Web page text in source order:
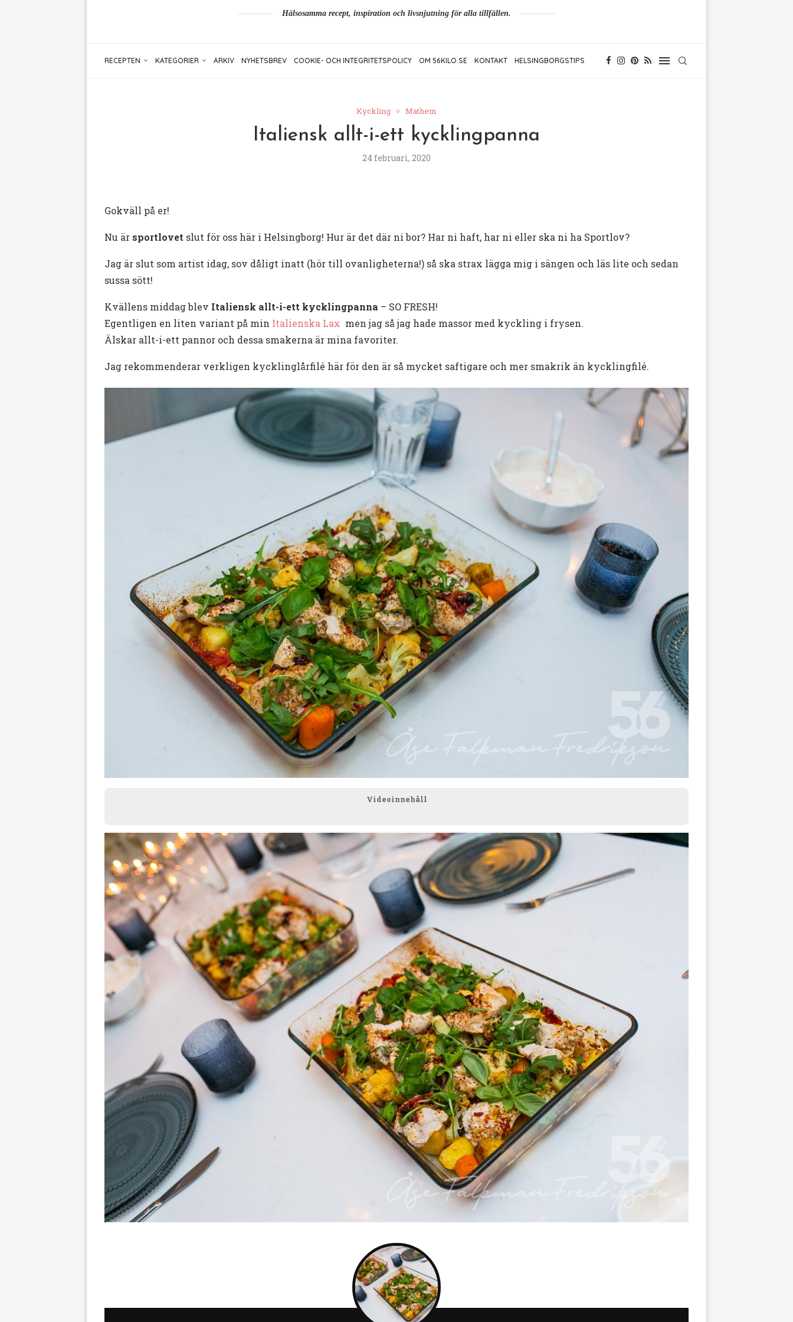
Hälsosamma recept, inspiration och livsnjutning för alla tillfällen.
RECEPTEN KATEGORIER ARKIV NYHETSBREV COOKIE- OCH INTEGRITETSPOLICY OM 56KILO.SE KONTAKT HELSINGBORGSTIPS
Kyckling Mathem
Italiensk allt-i-ett kycklingpanna
24 februari, 2020
Gokväll på er!
Nu är sportlovet slut för oss här i Helsingborg! Hur är det där ni bor? Har ni haft, har ni eller ska ni ha Sportlov?
Jag är slut som artist idag, sov dåligt inatt (hör till ovanligheterna!) så ska strax lägga mig i sängen och läs lite och sedan
sussa sött!
Kvällens middag blev Italiensk allt-i-ett kycklingpanna – SO FRESH!
Egentligen en liten variant på min Italienska Lax men jag så jag hade massor med kyckling i frysen.
Älskar allt-i-ett pannor och dessa smakerna är mina favoriter.
Jag rekommenderar verkligen kycklinglårfilé här för den är så mycket saftigare och mer smakrik än kycklingfilé.
Videoinnehåll